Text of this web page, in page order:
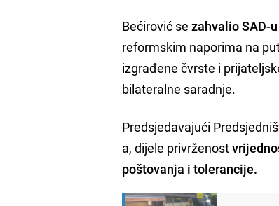
Bećirović sezahvalio SAD-
reformskim naporima na
izgrađene čvrste i
bilateralne saradnje.
Predsjedavajući
a, dijele privrženost
poštovanja i tolerancije.